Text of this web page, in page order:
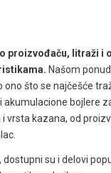
proizvođaču, litraži i
Našom
što se najčešće
akumulacione bojlere
vrsta kazana, od
dostupni su i delovi